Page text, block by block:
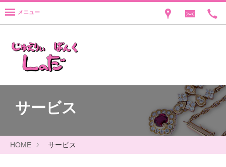
メニュー
サービス
HOME サービス